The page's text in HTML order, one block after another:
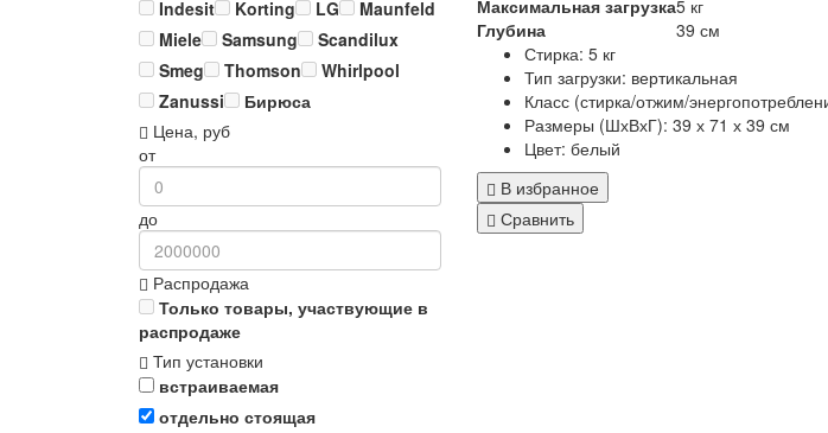
Indesit
Korting LG
Maunfeld
Miele
Samsung
Scandilux
Smeg
Thomson
Whirlpool
Zanussi
Бирюса
Цена, руб
от
до
Распродажа
Только товары, участвующие в
распродаже
Тип установки
встраиваемая
отдельно стоящая
Максимальная загрузка5 кг
Глубина
39 см
Стирка: 5 кг
Тип загрузки: вертикальная
Класс (стирка/отжим/
Размеры (ШхВхГ): 39 х 71 х 39 см
Цвет: белый
В избранное
Сравнить